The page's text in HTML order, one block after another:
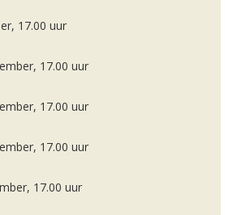
17.00 uur
17.00 uur
17.00 uur
17.00 uur
17.00 uur